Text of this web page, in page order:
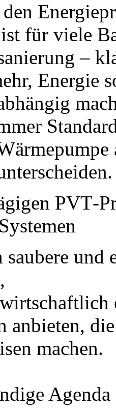
für viele
–
Energie
saubere und
anbieten,
machen.